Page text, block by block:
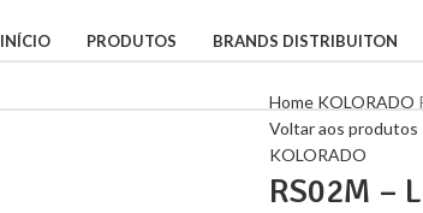
INÍCIO PRODUTOS BRANDS DISTRIBUITON
Home KOLORADO
Voltar aos produtos
KOLORADO
RS02M –